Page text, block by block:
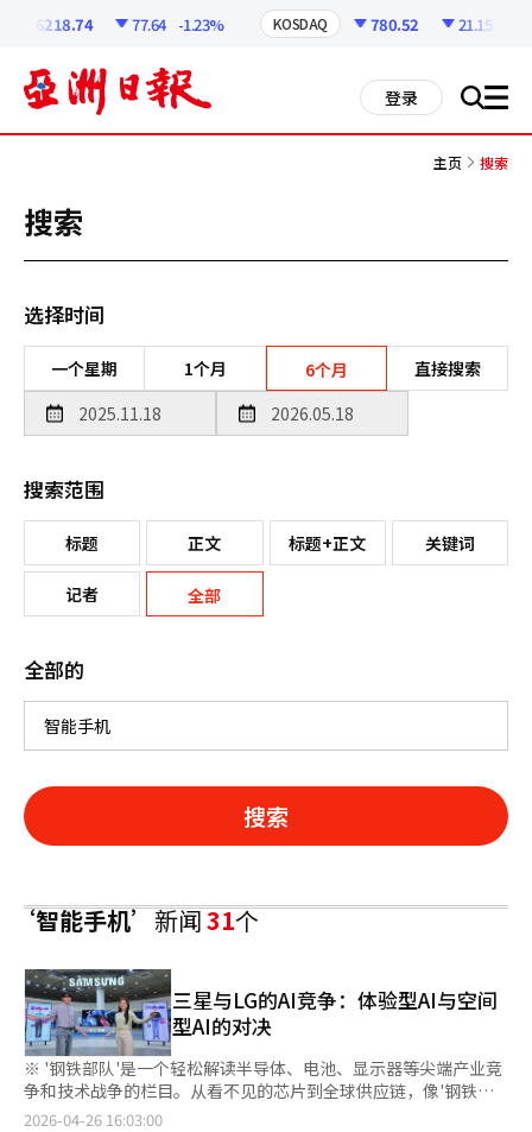
6218.74 77.64 -1.23% KOSDAQ 780.52 21.15
登录 搜 all
主页 搜索
搜索
选择时间
一个星期 1个月 6个月 直接搜索
搜索范围
标题 正文 标题+正文 关键词
记者 全部
全部的
搜索
‘智能手机’新闻31个
三星与LG的AI竞争：体验型AI与空间
型AI的对决
※ '钢铁部队'是一个轻松解读半导体、电池、显示器等尖端产业竞
争和技术战争的栏目。从看不见的芯片到全球供应链，像'钢铁部
队'一样奔走在产业前线，生动传达。周末为自己充电，感受韩国
2026-04-26 16:03:00